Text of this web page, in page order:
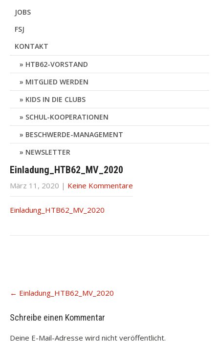
JOBS
FSJ
KONTAKT
HTB62-VORSTAND
MITGLIED WERDEN
KIDS IN DIE CLUBS
SCHUL-KOOPERATIONEN
BESCHWERDE-MANAGEMENT
NEWSLETTER
Einladung_HTB62_MV_2020
März 11, 2020 | Keine Kommentare
Einladung_HTB62_MV_2020
navigation
← Einladung_HTB62_MV_2020
Schreibe einen Kommentar
Deine E-Mail-Adresse wird nicht veröffentlicht.